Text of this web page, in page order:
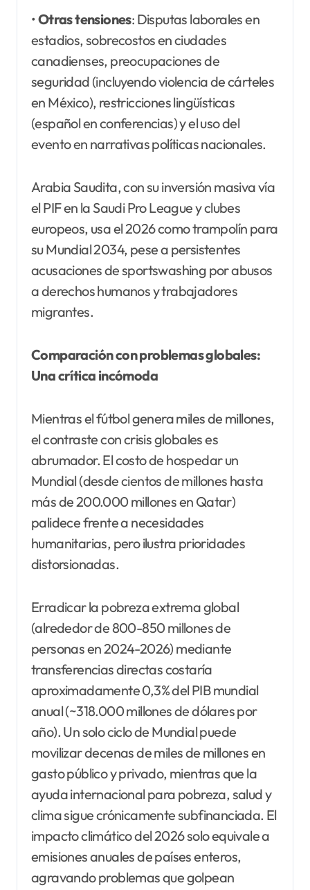
•Otras tensiones: Disputas laborales en
estadios, sobrecostos en ciudades
canadienses, preocupaciones de
seguridad (incluyendo violencia de cárteles
en México), restricciones lingüísticas
(español en conferencias) y el uso del
evento en narrativas políticas nacionales.
Arabia Saudita, con su inversión masiva vía
el PIF en la Saudi Pro League y clubes
europeos, usa el 2026 como trampolín para
su Mundial 2034, pese a persistentes
acusaciones de sportswashing por abusos
a derechos humanos y trabajadores
migrantes.
Comparación con problemas globales:
Una crítica incómoda
Mientras el fútbol genera miles de millones,
el contraste con crisis globales es
abrumador. El costo de hospedar un
Mundial (desde cientos de millones hasta
más de 200.000 millones en Qatar)
palidece frente a necesidades
humanitarias, pero ilustra prioridades
distorsionadas.
Erradicar la pobreza extrema global
(alrededor de 800-850 millones de
personas en 2024-2026) mediante
transferencias directas costaría
aproximadamente 0,3% del PIB mundial
anual (~318.000 millones de dólares por
año). Un solo ciclo de Mundial puede
movilizar decenas de miles de millones en
gasto público y privado, mientras que la
ayuda internacional para pobreza, salud y
clima sigue crónicamente subfinanciada. El
impacto climático del 2026 solo equivale a
emisiones anuales de países enteros,
agravando problemas que golpean